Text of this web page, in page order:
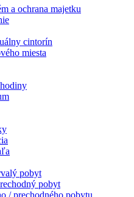
a ochrana majetku
cintorín
miesta
pobyt
pobyt
/ prechodného pobytu